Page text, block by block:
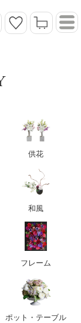
供花
和風
フレーム
ポット・テーブル